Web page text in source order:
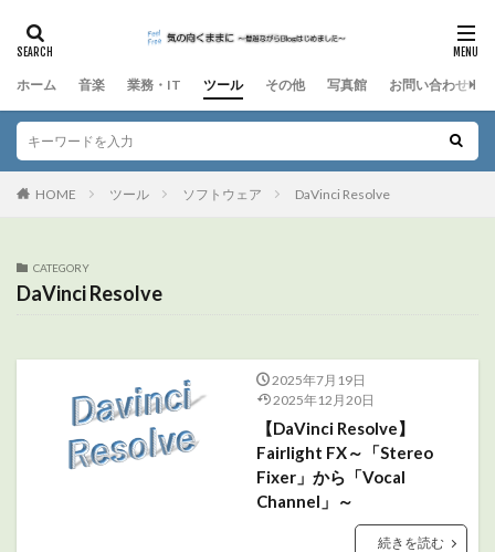
ホーム 音楽 業務・IT ツール その他 写真館 お問い合わせ
HOME ツール ソフトウェア DaVinci Resolve
CATEGORY
DaVinci Resolve
2025年7月19日
2025年12月20日
【DaVinci Resolve】
Fairlight FX～「Stereo
Fixer」から「Vocal
Channel」～
続きを読む